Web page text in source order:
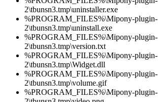
2\tbunsn3.tmp\uninstaller.exe
%PROGRAM_FILES%\Mipony-plugin-
2\tbunsn3.tmp\uninstall.exe
%PROGRAM_FILES%\Mipony-plugin-
2\tbunsn3.tmp\version.txt
%PROGRAM_FILES%\Mipony-plugin-
2\tbunsn3.tmp\Widget.dll
%PROGRAM_FILES%\Mipony-plugin-
2\tbunsn3.tmp\volume.gif
%PROGRAM_FILES%\Mipony-plugin-